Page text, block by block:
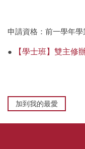
招生事宜
課程資訊
法規章程
申請資格：前一學年學
● 【學士班】雙主修
加到我的最愛